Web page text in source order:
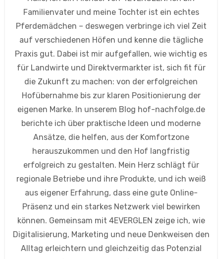
Familienvater und meine Tochter ist ein echtes
Pferdemädchen – deswegen verbringe ich viel Zeit
auf verschiedenen Höfen und kenne die tägliche
Praxis gut. Dabei ist mir aufgefallen, wie wichtig es
für Landwirte und Direktvermarkter ist, sich fit für
die Zukunft zu machen: von der erfolgreichen
Hofübernahme bis zur klaren Positionierung der
eigenen Marke. In unserem Blog hof-nachfolge.de
berichte ich über praktische Ideen und moderne
Ansätze, die helfen, aus der Komfortzone
herauszukommen und den Hof langfristig
erfolgreich zu gestalten. Mein Herz schlägt für
regionale Betriebe und ihre Produkte, und ich weiß
aus eigener Erfahrung, dass eine gute Online-
Präsenz und ein starkes Netzwerk viel bewirken
können. Gemeinsam mit 4EVERGLEN zeige ich, wie
Digitalisierung, Marketing und neue Denkweisen den
Alltag erleichtern und gleichzeitig das Potenzial